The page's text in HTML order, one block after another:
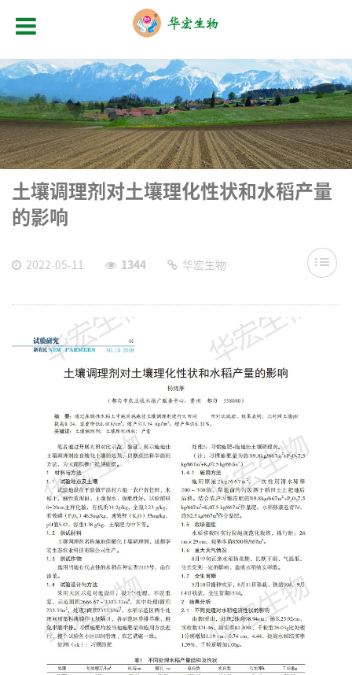
土壤调理剂对土壤理化性状和水稻产量
的影响
2022-05-11 1344 华宏生物